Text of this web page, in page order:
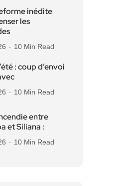
inédite
les
10 Min Read
: coup d’envoi
10 Min Read
entre
et Siliana :
10 Min Read